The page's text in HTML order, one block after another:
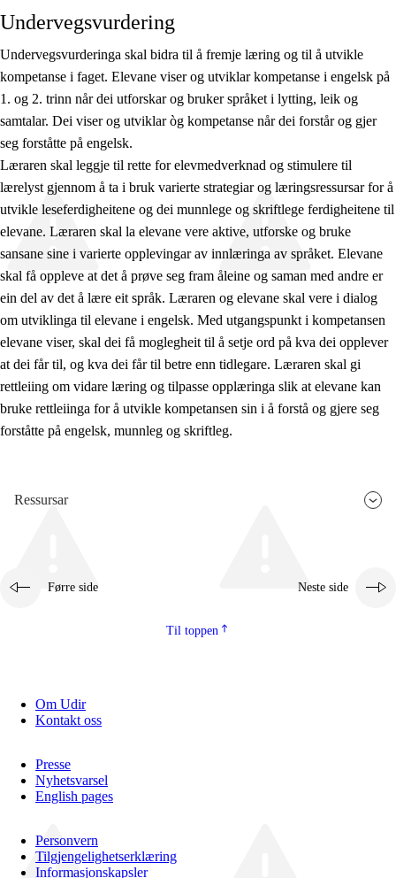
Undervegsvurdering
Undervegsvurderinga skal bidra til å fremje læring og til å utvikle
kompetanse i faget. Elevane viser og utviklar kompetanse i engelsk på
1. og 2. trinn når dei utforskar og bruker språket i lytting, leik og
samtalar. Dei viser og utviklar òg kompetanse når dei forstår og gjer
seg forståtte på engelsk.
Læraren skal leggje til rette for elevmedverknad og stimulere til
lærelyst gjennom å ta i bruk varierte strategiar og læringsressursar for å
utvikle leseferdigheitene og dei munnlege og skriftlege ferdigheitene til
elevane. Læraren skal la elevane vere aktive, utforske og bruke
sansane sine i varierte opplevingar av innlæringa av språket. Elevane
skal få oppleve at det å prøve seg fram åleine og saman med andre er
ein del av det å lære eit språk. Læraren og elevane skal vere i dialog
om utviklinga til elevane i engelsk. Med utgangspunkt i kompetansen
elevane viser, skal dei få moglegheit til å setje ord på kva dei opplever
at dei får til, og kva dei får til betre enn tidlegare. Læraren skal gi
rettleiing om vidare læring og tilpasse opplæringa slik at elevane kan
bruke rettleiinga for å utvikle kompetansen sin i å forstå og gjere seg
forståtte på engelsk, munnleg og skriftleg.
Ressursar
Førre side Neste side
Til toppen
Om Udir
Kontakt oss
Presse
Nyhetsvarsel
English pages
Personvern
Tilgjengelighetserklæring
Informasjonskapsler